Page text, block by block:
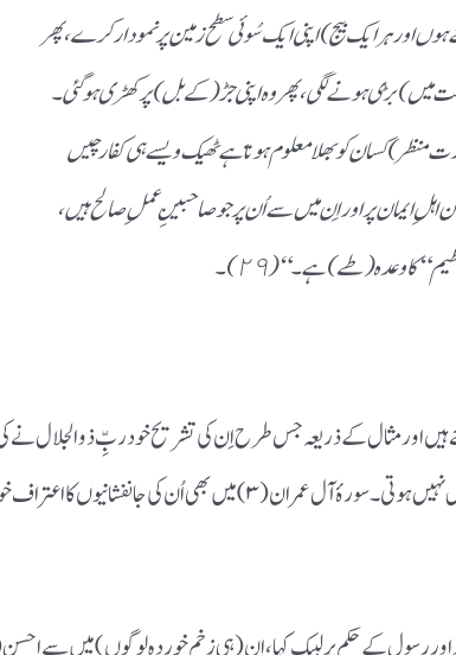
اور ہر ایک بیج ) اپنی ایک سُوئی سطح زمین پر نمودار کرے ، پھر
میں) بڑی ہونے لگی،پھر وہ اپنی جڑ(کے بل) پر کھڑی ہوگئی۔
منظر)کسان کوبھلا معلوم ہوتا ہے ٹھیک ویسے ہی کفار چیں
اہلِ ایمان پر اوراِن میں سے اُن پر جو صاحبینِ عملِ صالح ہیں،
کا وعدہ(طے) ہے ۔“(٢٩)۔
اور مثال کے ذریعہ جس طرح اِن کی تشریح خود ربِّ ذو الجلال نے
ہے، اُس کی مزید وضاحت کی ضرورت محسوس نہیں ہوتی۔سورۂ آل عمران(۳) میں بھی اُن کی جانفشانیوں کا